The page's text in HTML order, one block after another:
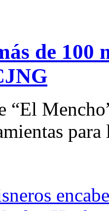
de 100
“El